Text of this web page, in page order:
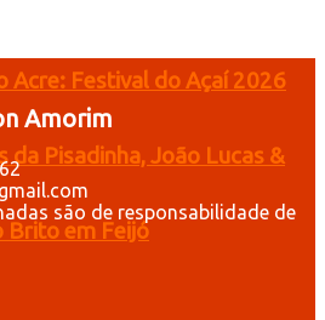
Acre: Festival do Açaí 2026
da Pisadinha, João Lucas &
Brito em Feijó
Amorim
são de responsabilidade de